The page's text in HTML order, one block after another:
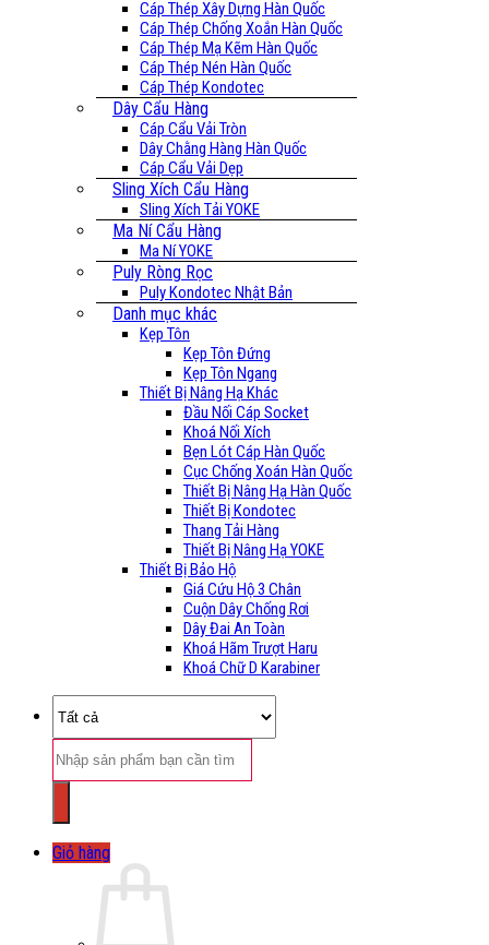
Cáp Thép Xây Dựng Hàn Quốc
Cáp Thép Chống Xoắn Hàn Quốc
Cáp Thép Mạ Kẽm Hàn Quốc
Cáp Thép Nén Hàn Quốc
Cáp Thép Kondotec
Dây Cẩu Hàng
Cáp Cẩu Vải Tròn
Dây Chằng Hàng Hàn Quốc
Cáp Cẩu Vải Dẹp
Sling Xích Cẩu Hàng
Sling Xích Tải YOKE
Ma Ní Cẩu Hàng
Ma Ní YOKE
Puly Ròng Rọc
Puly Kondotec Nhật Bản
Danh mục khác
Kẹp Tôn
Kẹp Tôn Đứng
Kẹp Tôn Ngang
Thiết Bị Nâng Hạ Khác
Đầu Nối Cáp Socket
Khoá Nối Xích
Bẹn Lót Cáp Hàn Quốc
Cục Chống Xoán Hàn Quốc
Thiết Bị Nâng Hạ Hàn Quốc
Thiết Bị Kondotec
Thang Tải Hàng
Thiết Bị Nâng Hạ YOKE
Thiết Bị Bảo Hộ
Giá Cứu Hộ 3 Chân
Cuộn Dây Chống Rơi
Dây Đai An Toàn
Khoá Hãm Trượt Haru
Khoá Chữ D Karabiner
kiếm:
Giỏ hàng